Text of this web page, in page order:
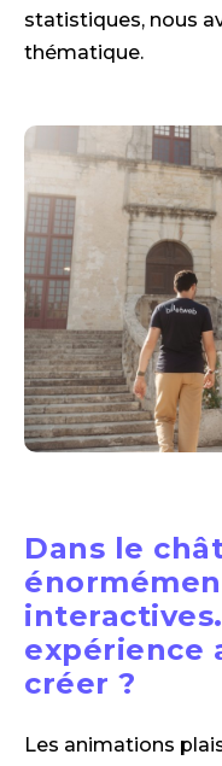
statistiques, nous
thématique.
Dans le
expérience
créer ?
Les animations